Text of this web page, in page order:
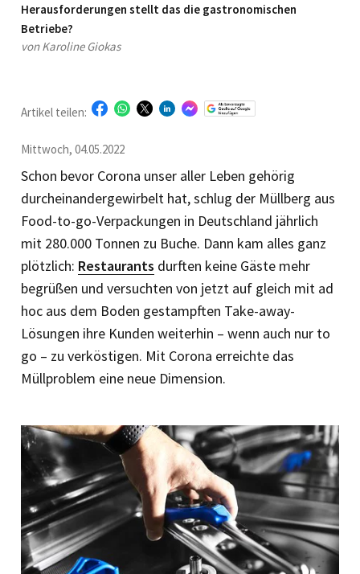
Herausforderungen stellt das die gastronomischen
Betriebe?
von Karoline Giokas
Mittwoch, 04.05.2022
Artikel teilen:
Schon bevor Corona unser aller Leben gehörig
durcheinander­gewirbelt hat, schlug der Müllberg aus
Food-to-go-Verpackungen in Deutschland jährlich
mit 280.000 Tonnen zu Buche. Dann kam alles ganz
plötzlich: Restaurants durften keine Gäste mehr
begrüßen und versuchten von jetzt auf gleich mit ad
hoc aus dem Boden gestampften Take-away-
Lösungen ihre Kunden weiterhin – wenn auch nur to
go – zu verköstigen. Mit Corona erreichte das
Müllproblem eine neue Dimension.